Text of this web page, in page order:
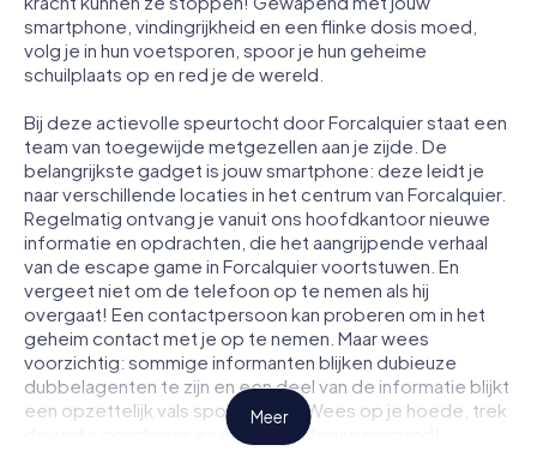
smartphone, vindingrijkheid en een flinke dosis moed,
volg je in hun voetsporen, spoor je hun geheime
schuilplaats op en red je de wereld.
Bij deze actievolle speurtocht door Forcalquier staat een
team van toegewijde metgezellen aan je zijde. De
belangrijkste gadget is jouw smartphone: deze leidt je
naar verschillende locaties in het centrum van Forcalquier.
Regelmatig ontvang je vanuit ons hoofdkantoor nieuwe
informatie en opdrachten, die het aangrijpende verhaal
van de escape game in Forcalquier voortstuwen. En
vergeet niet om de telefoon op te nemen als hij
overgaat! Een contactpersoon kan proberen om in het
geheim contact met je op te nemen. Maar wees
voorzichtig: sommige informanten blijken dubieuze
dubbelagenten te zijn en een deel van de informatie blijkt
een opzettelijk vals spoor te zijn. Wees op je hoede, trek
de juiste conclusies en vooral: vertrouw niemand!
Meer